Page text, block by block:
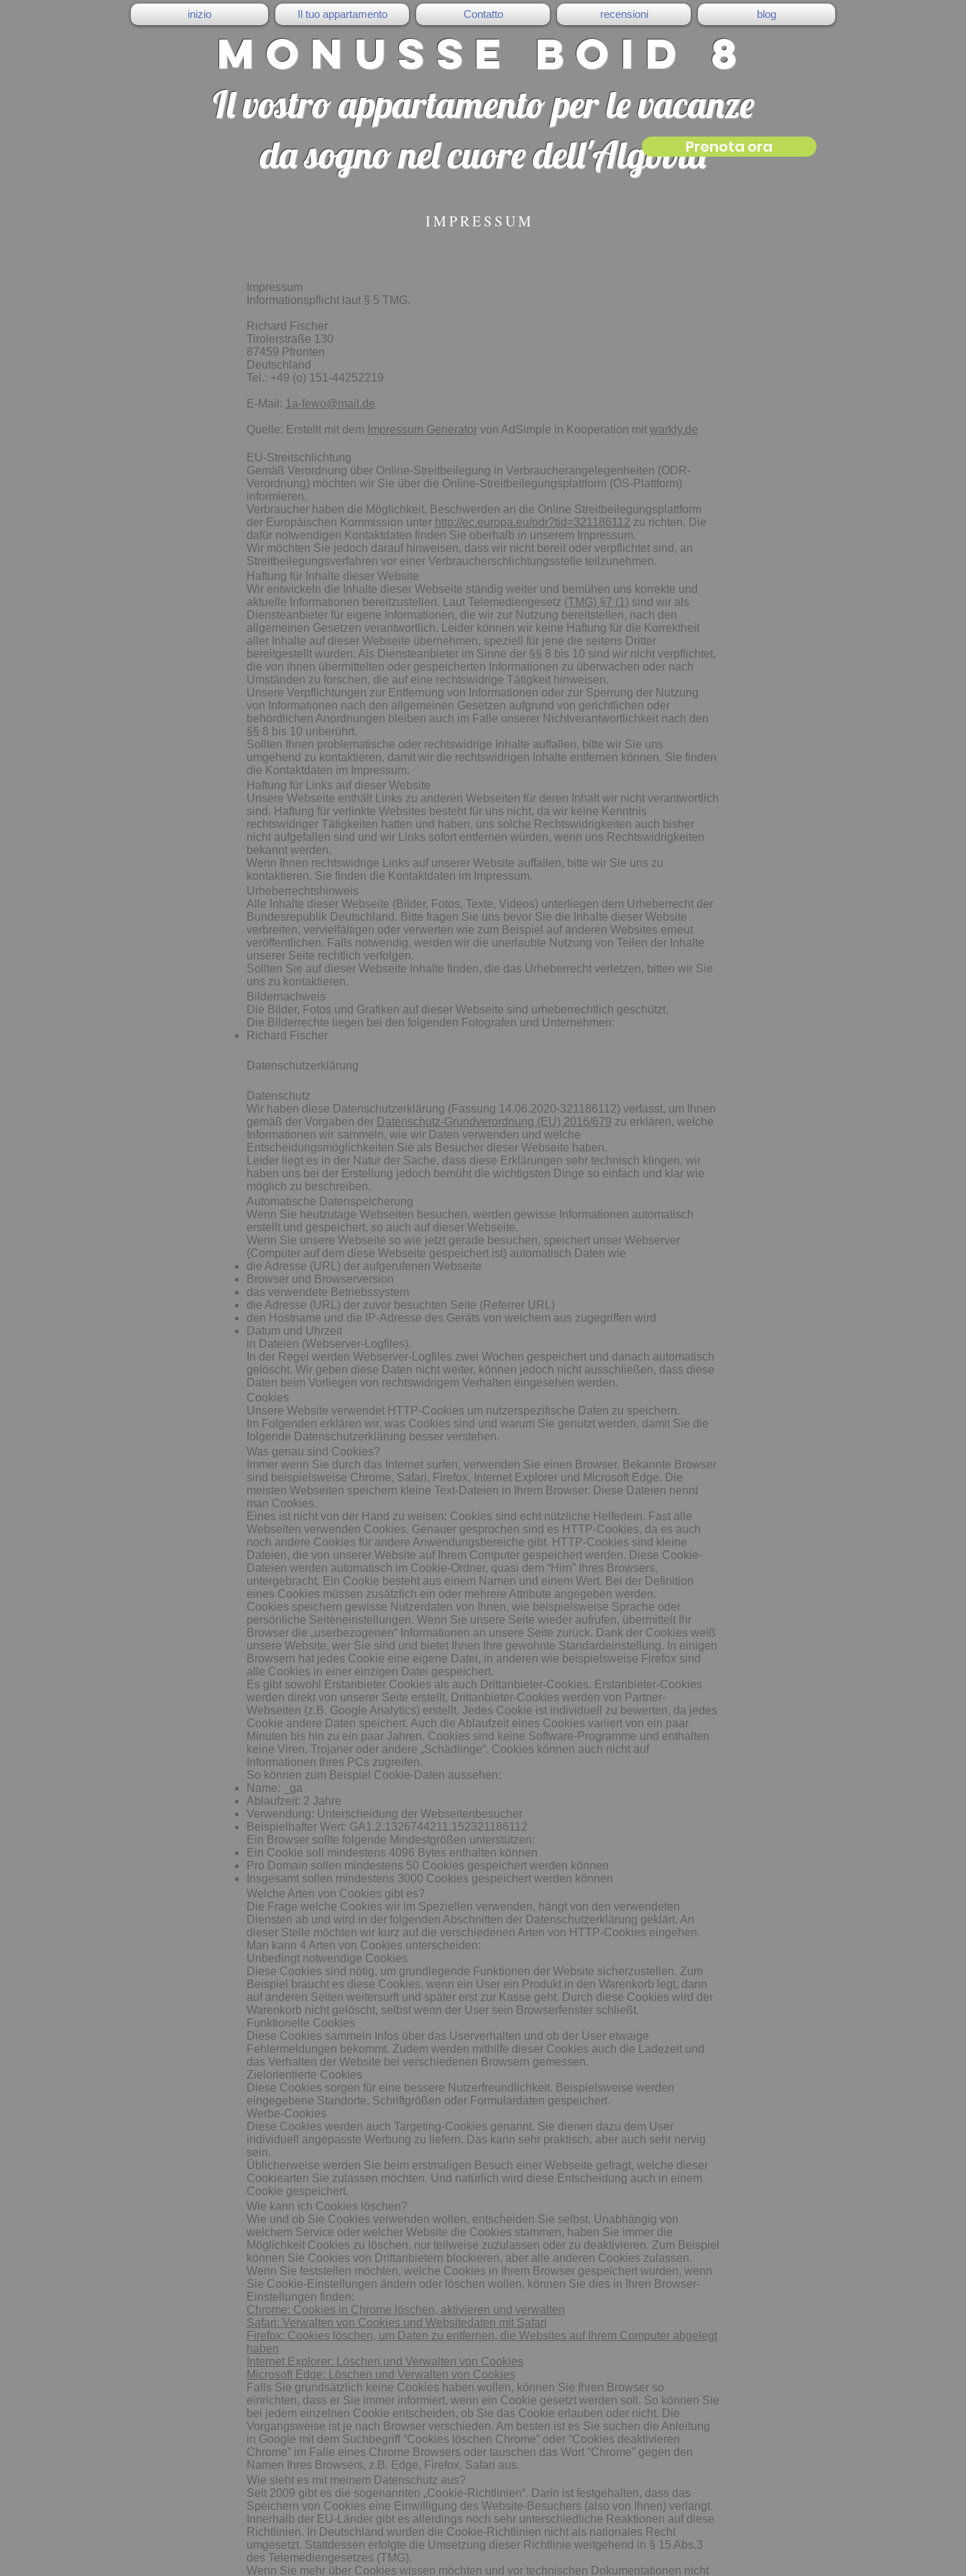
inizio Il tuo appartamento Contatto recensioni blog
Monusse Boid 8
Il vostro appartamento per le vacanze
da sogno nel cuore dell'AlgoviaPrenota ora
IMPRESSUM
Impressum
Informationspflicht laut § 5 TMG.
Richard Fischer
Tirolerstraße 130
87459 Pfronten
Deutschland
Tel.: +49 (o) 151-44252219
E-Mail: 1a-fewo@mail.de
Quelle: Erstellt mit dem Impressum Generator von AdSimple in Kooperation mit warkly.de
EU-Streitschlichtung
Gemäß Verordnung über Online-Streitbeilegung in Verbraucherangelegenheiten (ODR-
Verordnung) möchten wir Sie über die Online-Streitbeilegungsplattform (OS-Plattform)
informieren.
Verbraucher haben die Möglichkeit, Beschwerden an die Online Streitbeilegungsplattform
der Europäischen Kommission unter http://ec.europa.eu/odr?tid=321186112 zu richten. Die
dafür notwendigen Kontaktdaten finden Sie oberhalb in unserem Impressum.
Wir möchten Sie jedoch darauf hinweisen, dass wir nicht bereit oder verpflichtet sind, an
Streitbeilegungsverfahren vor einer Verbraucherschlichtungsstelle teilzunehmen.
Haftung für Inhalte dieser Website
Wir entwickeln die Inhalte dieser Webseite ständig weiter und bemühen uns korrekte und
aktuelle Informationen bereitzustellen. Laut Telemediengesetz (TMG) §7 (1) sind wir als
Diensteanbieter für eigene Informationen, die wir zur Nutzung bereitstellen, nach den
allgemeinen Gesetzen verantwortlich. Leider können wir keine Haftung für die Korrektheit
aller Inhalte auf dieser Webseite übernehmen, speziell für jene die seitens Dritter
bereitgestellt wurden. Als Diensteanbieter im Sinne der §§ 8 bis 10 sind wir nicht verpflichtet,
die von ihnen übermittelten oder gespeicherten Informationen zu überwachen oder nach
Umständen zu forschen, die auf eine rechtswidrige Tätigkeit hinweisen.
Unsere Verpflichtungen zur Entfernung von Informationen oder zur Sperrung der Nutzung
von Informationen nach den allgemeinen Gesetzen aufgrund von gerichtlichen oder
behördlichen Anordnungen bleiben auch im Falle unserer Nichtverantwortlichkeit nach den
§§ 8 bis 10 unberührt.
Sollten Ihnen problematische oder rechtswidrige Inhalte auffallen, bitte wir Sie uns
umgehend zu kontaktieren, damit wir die rechtswidrigen Inhalte entfernen können. Sie finden
die Kontaktdaten im Impressum.
Haftung für Links auf dieser Website
Unsere Webseite enthält Links zu anderen Webseiten für deren Inhalt wir nicht verantwortlich
sind. Haftung für verlinkte Websites besteht für uns nicht, da wir keine Kenntnis
rechtswidriger Tätigkeiten hatten und haben, uns solche Rechtswidrigkeiten auch bisher
nicht aufgefallen sind und wir Links sofort entfernen würden, wenn uns Rechtswidrigkeiten
bekannt werden.
Wenn Ihnen rechtswidrige Links auf unserer Website auffallen, bitte wir Sie uns zu
kontaktieren. Sie finden die Kontaktdaten im Impressum.
Urheberrechtshinweis
Alle Inhalte dieser Webseite (Bilder, Fotos, Texte, Videos) unterliegen dem Urheberrecht der
Bundesrepublik Deutschland. Bitte fragen Sie uns bevor Sie die Inhalte dieser Website
verbreiten, vervielfältigen oder verwerten wie zum Beispiel auf anderen Websites erneut
veröffentlichen. Falls notwendig, werden wir die unerlaubte Nutzung von Teilen der Inhalte
unserer Seite rechtlich verfolgen.
Sollten Sie auf dieser Webseite Inhalte finden, die das Urheberrecht verletzen, bitten wir Sie
uns zu kontaktieren.
Bildernachweis
Die Bilder, Fotos und Grafiken auf dieser Webseite sind urheberrechtlich geschützt.
Die Bilderrechte liegen bei den folgenden Fotografen und Unternehmen:
Richard Fischer
Datenschutzerklärung
Datenschutz
Wir haben diese Datenschutzerklärung (Fassung 14.06.2020-321186112) verfasst, um Ihnen
gemäß der Vorgaben der Datenschutz-Grundverordnung (EU) 2016/679 zu erklären, welche
Informationen wir sammeln, wie wir Daten verwenden und welche
Entscheidungsmöglichkeiten Sie als Besucher dieser Webseite haben.
Leider liegt es in der Natur der Sache, dass diese Erklärungen sehr technisch klingen, wir
haben uns bei der Erstellung jedoch bemüht die wichtigsten Dinge so einfach und klar wie
möglich zu beschreiben.
Automatische Datenspeicherung
Wenn Sie heutzutage Webseiten besuchen, werden gewisse Informationen automatisch
erstellt und gespeichert, so auch auf dieser Webseite.
Wenn Sie unsere Webseite so wie jetzt gerade besuchen, speichert unser Webserver
(Computer auf dem diese Webseite gespeichert ist) automatisch Daten wie
die Adresse (URL) der aufgerufenen Webseite
Browser und Browserversion
das verwendete Betriebssystem
die Adresse (URL) der zuvor besuchten Seite (Referrer URL)
den Hostname und die IP-Adresse des Geräts von welchem aus zugegriffen wird
Datum und Uhrzeit
in Dateien (Webserver-Logfiles).
In der Regel werden Webserver-Logfiles zwei Wochen gespeichert und danach automatisch
gelöscht. Wir geben diese Daten nicht weiter, können jedoch nicht ausschließen, dass diese
Daten beim Vorliegen von rechtswidrigem Verhalten eingesehen werden.
Cookies
Unsere Website verwendet HTTP-Cookies um nutzerspezifische Daten zu speichern.
Im Folgenden erklären wir, was Cookies sind und warum Sie genutzt werden, damit Sie die
folgende Datenschutzerklärung besser verstehen.
Was genau sind Cookies?
Immer wenn Sie durch das Internet surfen, verwenden Sie einen Browser. Bekannte Browser
sind beispielsweise Chrome, Safari, Firefox, Internet Explorer und Microsoft Edge. Die
meisten Webseiten speichern kleine Text-Dateien in Ihrem Browser. Diese Dateien nennt
man Cookies.
Eines ist nicht von der Hand zu weisen: Cookies sind echt nützliche Helferlein. Fast alle
Webseiten verwenden Cookies. Genauer gesprochen sind es HTTP-Cookies, da es auch
noch andere Cookies für andere Anwendungsbereiche gibt. HTTP-Cookies sind kleine
Dateien, die von unserer Website auf Ihrem Computer gespeichert werden. Diese Cookie-
Dateien werden automatisch im Cookie-Ordner, quasi dem “Hirn” Ihres Browsers,
untergebracht. Ein Cookie besteht aus einem Namen und einem Wert. Bei der Definition
eines Cookies müssen zusätzlich ein oder mehrere Attribute angegeben werden.
Cookies speichern gewisse Nutzerdaten von Ihnen, wie beispielsweise Sprache oder
persönliche Seiteneinstellungen. Wenn Sie unsere Seite wieder aufrufen, übermittelt Ihr
Browser die „userbezogenen“ Informationen an unsere Seite zurück. Dank der Cookies weiß
unsere Website, wer Sie sind und bietet Ihnen Ihre gewohnte Standardeinstellung. In einigen
Browsern hat jedes Cookie eine eigene Datei, in anderen wie beispielsweise Firefox sind
alle Cookies in einer einzigen Datei gespeichert.
Es gibt sowohl Erstanbieter Cookies als auch Drittanbieter-Cookies. Erstanbieter-Cookies
werden direkt von unserer Seite erstellt, Drittanbieter-Cookies werden von Partner-
Webseiten (z.B. Google Analytics) erstellt. Jedes Cookie ist individuell zu bewerten, da jedes
Cookie andere Daten speichert. Auch die Ablaufzeit eines Cookies variiert von ein paar
Minuten bis hin zu ein paar Jahren. Cookies sind keine Software-Programme und enthalten
keine Viren, Trojaner oder andere „Schädlinge“. Cookies können auch nicht auf
Informationen Ihres PCs zugreifen.
So können zum Beispiel Cookie-Daten aussehen:
Name: _ga
Ablaufzeit: 2 Jahre
Verwendung: Unterscheidung der Webseitenbesucher
Beispielhafter Wert: GA1.2.1326744211.152321186112
Ein Browser sollte folgende Mindestgrößen unterstützen:
Ein Cookie soll mindestens 4096 Bytes enthalten können
Pro Domain sollen mindestens 50 Cookies gespeichert werden können
Insgesamt sollen mindestens 3000 Cookies gespeichert werden können
Welche Arten von Cookies gibt es?
Die Frage welche Cookies wir im Speziellen verwenden, hängt von den verwendeten
Diensten ab und wird in der folgenden Abschnitten der Datenschutzerklärung geklärt. An
dieser Stelle möchten wir kurz auf die verschiedenen Arten von HTTP-Cookies eingehen.
Man kann 4 Arten von Cookies unterscheiden:
Unbedingt notwendige Cookies
Diese Cookies sind nötig, um grundlegende Funktionen der Website sicherzustellen. Zum
Beispiel braucht es diese Cookies, wenn ein User ein Produkt in den Warenkorb legt, dann
auf anderen Seiten weitersurft und später erst zur Kasse geht. Durch diese Cookies wird der
Warenkorb nicht gelöscht, selbst wenn der User sein Browserfenster schließt.
Funktionelle Cookies
Diese Cookies sammeln Infos über das Userverhalten und ob der User etwaige
Fehlermeldungen bekommt. Zudem werden mithilfe dieser Cookies auch die Ladezeit und
das Verhalten der Website bei verschiedenen Browsern gemessen.
Zielorientierte Cookies
Diese Cookies sorgen für eine bessere Nutzerfreundlichkeit. Beispielsweise werden
eingegebene Standorte, Schriftgrößen oder Formulardaten gespeichert.
Werbe-Cookies
Diese Cookies werden auch Targeting-Cookies genannt. Sie dienen dazu dem User
individuell angepasste Werbung zu liefern. Das kann sehr praktisch, aber auch sehr nervig
sein.
Üblicherweise werden Sie beim erstmaligen Besuch einer Webseite gefragt, welche dieser
Cookiearten Sie zulassen möchten. Und natürlich wird diese Entscheidung auch in einem
Cookie gespeichert.
Wie kann ich Cookies löschen?
Wie und ob Sie Cookies verwenden wollen, entscheiden Sie selbst. Unabhängig von
welchem Service oder welcher Website die Cookies stammen, haben Sie immer die
Möglichkeit Cookies zu löschen, nur teilweise zuzulassen oder zu deaktivieren. Zum Beispiel
können Sie Cookies von Drittanbietern blockieren, aber alle anderen Cookies zulassen.
Wenn Sie feststellen möchten, welche Cookies in Ihrem Browser gespeichert wurden, wenn
Sie Cookie-Einstellungen ändern oder löschen wollen, können Sie dies in Ihren Browser-
Einstellungen finden:
Chrome: Cookies in Chrome löschen, aktivieren und verwalten
Safari: Verwalten von Cookies und Websitedaten mit Safari
Firefox: Cookies löschen, um Daten zu entfernen, die Websites auf Ihrem Computer abgelegt
haben
Internet Explorer: Löschen und Verwalten von Cookies
Microsoft Edge: Löschen und Verwalten von Cookies
Falls Sie grundsätzlich keine Cookies haben wollen, können Sie Ihren Browser so
einrichten, dass er Sie immer informiert, wenn ein Cookie gesetzt werden soll. So können Sie
bei jedem einzelnen Cookie entscheiden, ob Sie das Cookie erlauben oder nicht. Die
Vorgangsweise ist je nach Browser verschieden. Am besten ist es Sie suchen die Anleitung
in Google mit dem Suchbegriff “Cookies löschen Chrome” oder “Cookies deaktivieren
Chrome” im Falle eines Chrome Browsers oder tauschen das Wort “Chrome” gegen den
Namen Ihres Browsers, z.B. Edge, Firefox, Safari aus.
Wie sieht es mit meinem Datenschutz aus?
Seit 2009 gibt es die sogenannten „Cookie-Richtlinien“. Darin ist festgehalten, dass das
Speichern von Cookies eine Einwilligung des Website-Besuchers (also von Ihnen) verlangt.
Innerhalb der EU-Länder gibt es allerdings noch sehr unterschiedliche Reaktionen auf diese
Richtlinien. In Deutschland wurden die Cookie-Richtlinien nicht als nationales Recht
umgesetzt. Stattdessen erfolgte die Umsetzung dieser Richtlinie weitgehend in § 15 Abs.3
des Telemediengesetzes (TMG).
Wenn Sie mehr über Cookies wissen möchten und vor technischen Dokumentationen nicht